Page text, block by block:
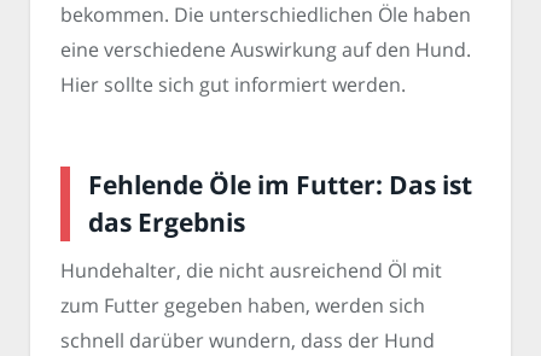
bekommen. Die unterschiedlichen Öle haben
eine verschiedene Auswirkung auf den Hund.
Hier sollte sich gut informiert werden.
Fehlende Öle im Futter: Das ist
das Ergebnis
Hundehalter, die nicht ausreichend Öl mit
zum Futter gegeben haben, werden sich
schnell darüber wundern, dass der Hund